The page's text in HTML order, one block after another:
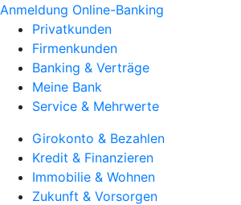
Anmeldung Online-Banking
Privatkunden
Firmenkunden
Banking & Verträge
Meine Bank
Service & Mehrwerte
Girokonto & Bezahlen
Kredit & Finanzieren
Immobilie & Wohnen
Zukunft & Vorsorgen